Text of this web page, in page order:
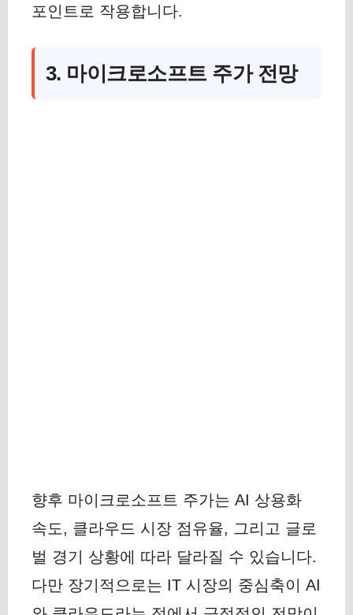
포인트로 작용합니다.
3. 마이크로소프트 주가 전망
향후 마이크로소프트 주가는 AI 상용화
속도, 클라우드 시장 점유율, 그리고 글로
벌 경기 상황에 따라 달라질 수 있습니다.
다만 장기적으로는 IT 시장의 중심축이 AI